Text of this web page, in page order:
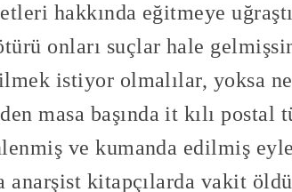
hakkında eğitmeye
onları suçlar hale
istiyor olmalılar, yoksa
masa başında it kılı postal
ve kumanda edilmiş
kitapçılarda vakit